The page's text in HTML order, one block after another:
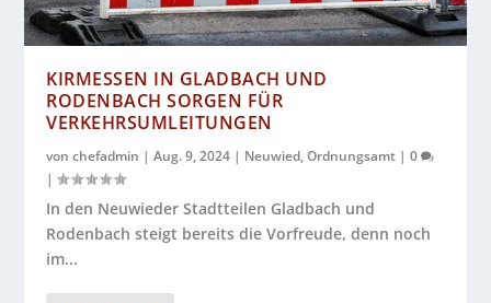
KIRMESSEN IN GLADBACH UND
RODENBACH SORGEN FÜR
VERKEHRSUMLEITUNGEN
vonchefadmin |Aug. 9, 2024 | Neuwied,Ordnungsamt |0
|
In den Neuwieder Stadtteilen Gladbach und
Rodenbach steigt bereits die Vorfreude, denn noch
im...